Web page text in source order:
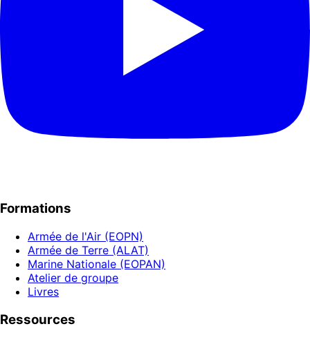
Formations
Armée de l'Air (EOPN)
Armée de Terre (ALAT)
Marine Nationale (EOPAN)
Atelier de groupe
Livres
Ressources